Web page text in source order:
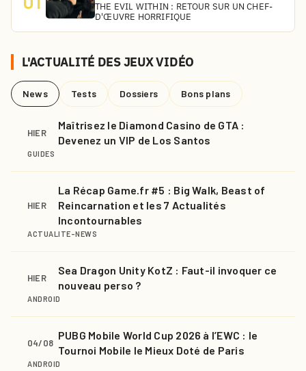
THE EVIL WITHIN : RETOUR SUR UN CHEF-
D'ŒUVRE HORRIFIQUE
L'ACTUALITÉ DES JEUX VIDÉO
News Tests Dossiers Bons plans
HIER
Maîtrisez le Diamond Casino de GTA :
Devenez un VIP de Los Santos
GUIDES
HIER
La Récap Game.fr #5 : Big Walk, Beast of
Reincarnation et les 7 Actualités
Incontournables
ACTUALITE-NEWS
HIER
Sea Dragon Unity KotZ : Faut-il invoquer ce
nouveau perso ?
ANDROID
04/08
PUBG Mobile World Cup 2026 à l’EWC : le
Tournoi Mobile le Mieux Doté de Paris
ANDROID